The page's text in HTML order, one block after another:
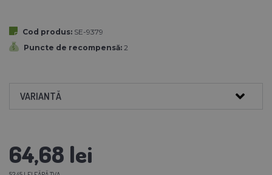
Cod produs: SE-9379
Puncte de recompensă: 2
VARIANTĂ
64,68 lei